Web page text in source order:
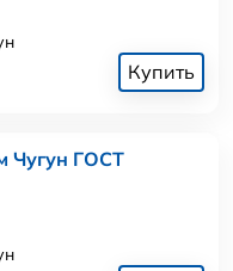
Купить
Чугун ГОСТ